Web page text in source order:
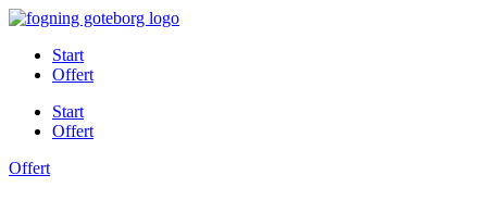
Skip
contentStart
Offert
Start
Offert
Offert